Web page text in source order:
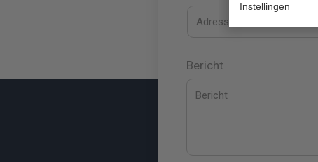
Instellingen
Bericht